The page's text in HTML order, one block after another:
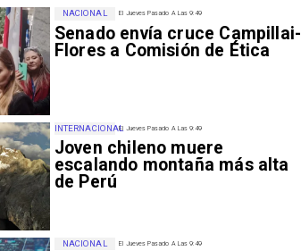
El Jueves Pasado A Las 9:49
Senado envía cruce Campillai-
Flores a Comisión de Ética
NACIONAL
El Jueves Pasado A Las 9:49
Joven chileno muere
escalando montaña más alta
de Perú
INTERNACIONAL
El Jueves Pasado A Las 9:49
NACIONAL